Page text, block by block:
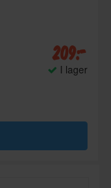
209:-
I lager